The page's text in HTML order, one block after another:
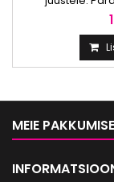
MEIE